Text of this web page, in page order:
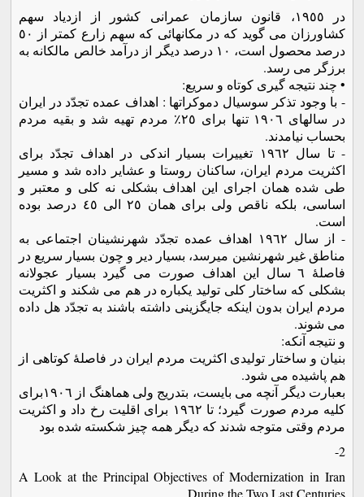
در ١٩٥٥، قانون سازمان عمرانی کشور از ازدیاد سهم
کشاورزان می گوید که در مکانهائی که سهم زارع کمتر از ٥٠
درصد محصول است، ١٠ درصد دیگر از درآمد خالص مالکانه به
برزگر می رسد.
• چند نتیجه گیری کوتاه و سریع:
- با وجود تذکر سوسیال دموکراتها : اهداف عمده تجدّد در ایران
در سالهای ١٩٠٦ تنها برای ٢٥٪ مردم تهیه شد و بقیه مردم
بحساب نیامدند.
- تا سال ١٩٦٢ تغییرات بسیار اندکی در اهداف تجدّد برای
اکثریت مردم ایران، ساکنان روستا و عشایر داده شد و مسیر
طی شده همان اجرای این اهداف بشکلی نه کلی و معتبر و
اساسی، بلکه ناقص ولی برای همان ٢٥ الی ٤٥ درصد بوده
است.
- از سال ١٩٦٢ اهداف عمده تجدّد شهرنشینان اجتماعی به
مناطق غیر شهرنشین میرسد، بسیار دیر و چون بسیار سریع در
فاصلۀ ٦ سال این اهداف صورت می گیرد بسیار عجولانه
بشکلی که ساختار کلی تولید یکباره در هم می شکند و اکثریت
مردم ایران بدون اینکه جایگزینی داشته باشند به تجدّد هل داده
می شوند.
و نتیجه آنکه:
بنیان و ساختار تولیدی اکثریت مردم ایران در فاصلۀ کوتاهی از
هم پاشیده می شود.
بعبارت دیگر آنچه می بایست، بتدریج ولی هماهنگ از ١٩٠٦برای
کلیه مردم صورت گیرد؛ تا ١٩٦٢ برای اقلیت رخ داد و اکثریت
مردم وقتی متوجه شدند که دیگر همه چیز شکسته شده بود
2-
A Look at the Principal Objectives of Modernization in Iran
During the Two Last Centuries